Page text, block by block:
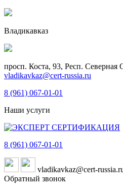
Владикавказ
просп. Коста, 93, Респ. Северная
vladikavkaz@cert-russia.ru
8 (961) 067-01-01
Наши услуги
8 (961) 067-01-01
vladikavkaz@cert-
Обратный звонок